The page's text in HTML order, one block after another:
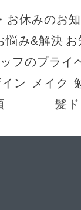
お休みのお
悩み&解決
フのプライ
ン メイク
髪